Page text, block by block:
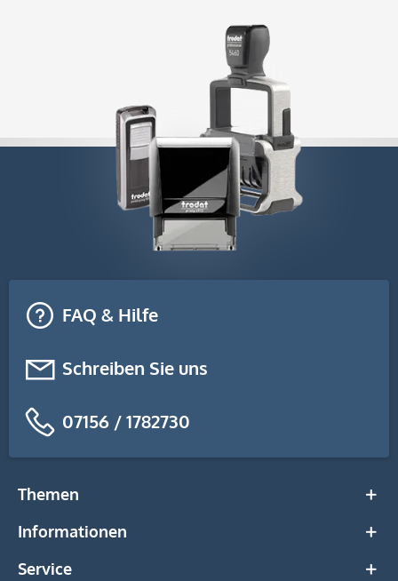
FAQ & Hilfe
Schreiben Sie uns
07156 / 1782730
Themen
Informationen
Service